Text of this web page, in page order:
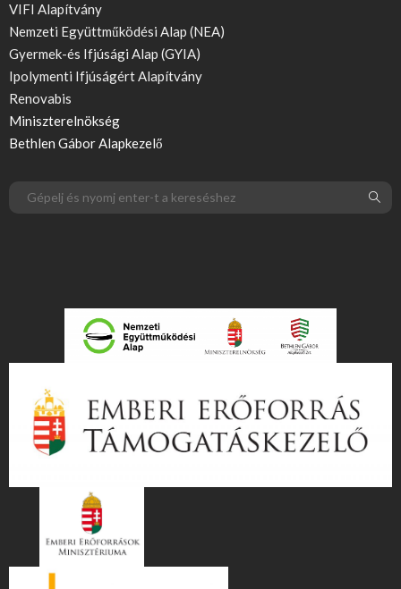
VIFI Alapítvány
Nemzeti Együttműködési Alap (NEA)
Gyermek-és Ifjúsági Alap (GYIA)
Ipolymenti Ifjúságért Alapítvány
Renovabis
Miniszterelnökség
Bethlen Gábor Alapkezelő